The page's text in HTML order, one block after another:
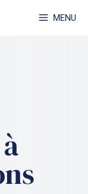
MENU